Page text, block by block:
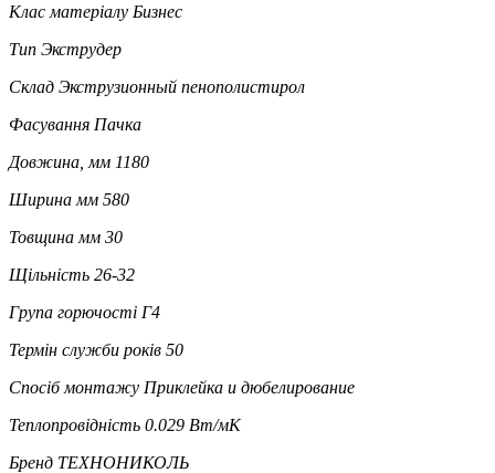
Клас матеріалу Бизнес
Тип Экструдер
Склад Экструзионный пенополистирол
Фасування Пачка
Довжина, мм 1180
Ширина мм 580
Товщина мм 30
Щільність 26-32
Група горючості Г4
Термін служби років 50
Спосіб монтажу Приклейка и дюбелирование
Теплопровідність 0.029 Вт/мК
Бренд ТЕХНОНИКОЛЬ